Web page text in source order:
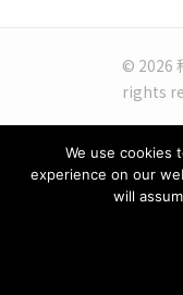
© 2026
rights
We use cookies
experience on our
will